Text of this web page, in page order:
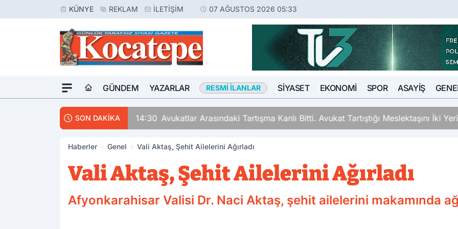
KÜNYE REKLAM İLETIŞIM 07 AĞUSTOS 2026 05:33
GÜNDEM YAZARLAR RESMI İLANLAR SIYASET EKONOMI SPOR ASAYIŞ
SON DAKİKA 14:30 Avukatlar Arasındaki Tartışma Kanlı Bitti. Avukat Tartıştığı Meslektaşını İki
Haberler Genel Vali Aktaş, Şehit Ailelerini Ağırladı
Vali Aktaş, Şehit Ailelerini Ağırladı
Afyonkarahisar Valisi Dr. Naci Aktaş, şehit ailelerini makamında